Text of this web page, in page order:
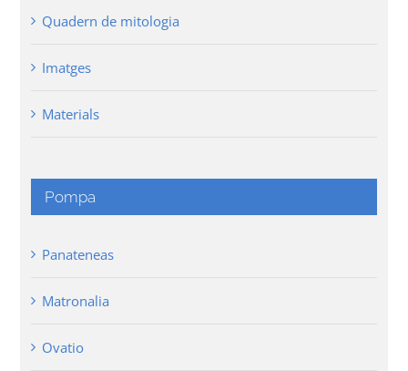
Quadern de mitologia
Imatges
Materials
Pompa
Panateneas
Matronalia
Ovatio